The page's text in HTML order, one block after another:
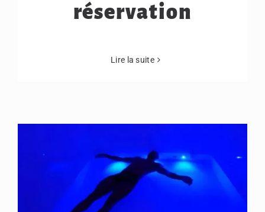
réservation
Lire la suite